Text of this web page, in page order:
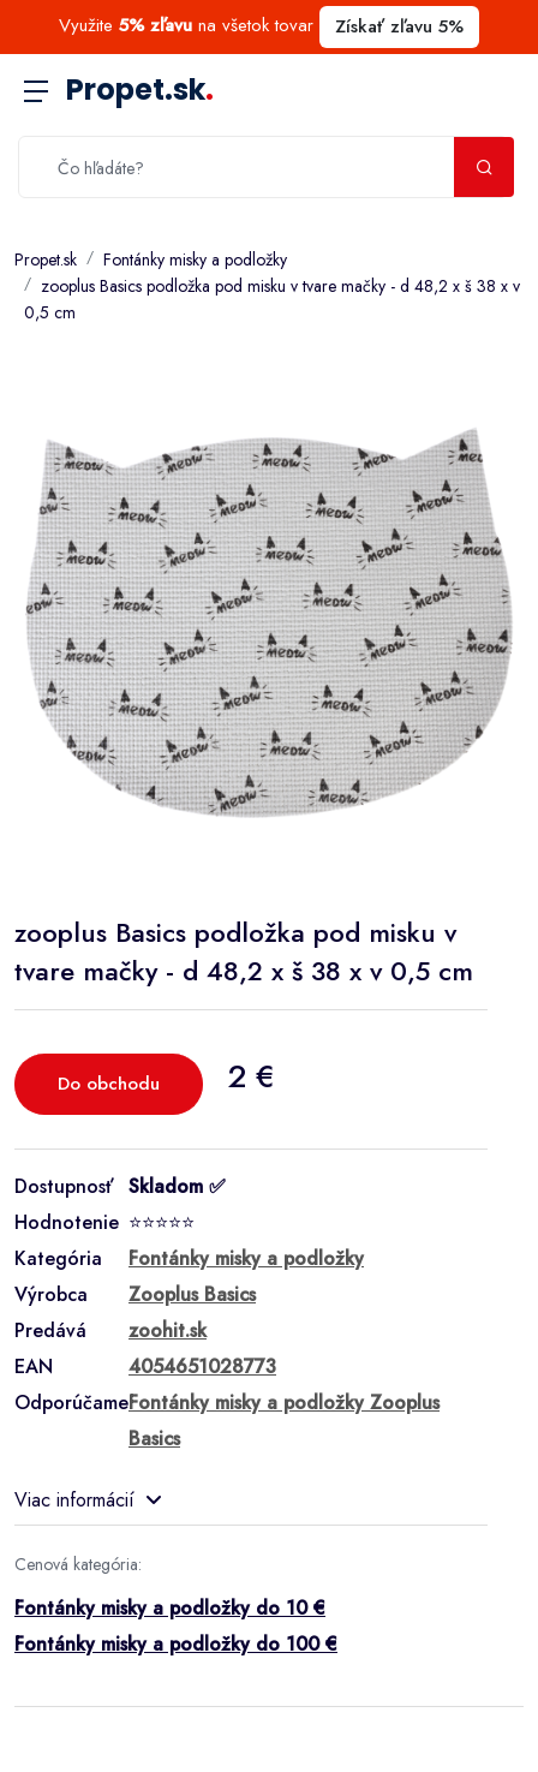
Využite 5% zľavu na všetok tovar Získať zľavu 5%
Propet.sk.
Propet.sk
Fontánky misky a podložky
zooplus Basics podložka pod misku v tvare mačky - d 48,2 x š 38 x v
0,5 cm
zooplus Basics podložka pod misku v
tvare mačky - d 48,2 x š 38 x v 0,5 cm
Do obchodu 2 €
Dostupnosť Skladom ✅
Hodnotenie ⭐⭐⭐⭐⭐
Kategória
Fontánky misky a podložky
Výrobca
Zooplus Basics
Predává
zoohit.sk
EAN
4054651028773
OdporúčameFontánky misky a podložky Zooplus
Basics
Viac informácií
Cenová kategória:
Fontánky misky a podložky do 10 €
Fontánky misky a podložky do 100 €